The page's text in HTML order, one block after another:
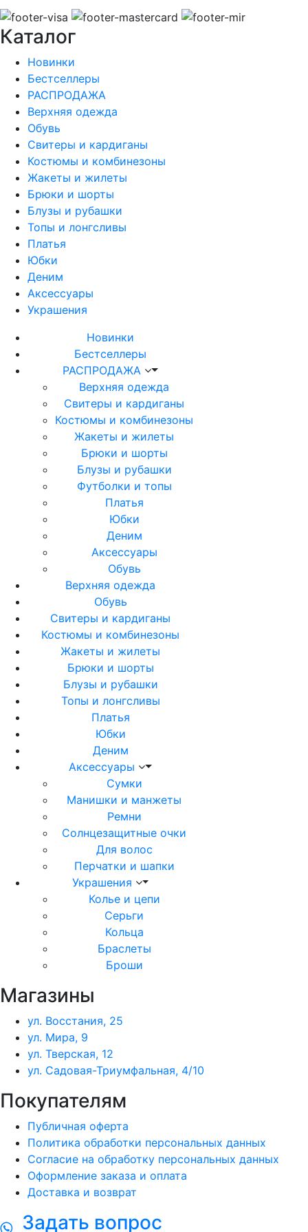
Каталог
Новинки
Бестселлеры
РАСПРОДАЖА
Верхняя одежда
Обувь
Свитеры и кардиганы
Костюмы и комбинезоны
Жакеты и жилеты
Брюки и шорты
Блузы и рубашки
Топы и лонгсливы
Платья
Юбки
Деним
Аксессуары
Украшения
Новинки
Бестселлеры
РАСПРОДАЖА
Верхняя одежда
Свитеры и кардиганы
Костюмы и комбинезоны
Жакеты и жилеты
Брюки и шорты
Блузы и рубашки
Футболки и топы
Платья
Юбки
Деним
Аксессуары
Обувь
Верхняя одежда
Обувь
Свитеры и кардиганы
Костюмы и комбинезоны
Жакеты и жилеты
Брюки и шорты
Блузы и рубашки
Топы и лонгсливы
Платья
Юбки
Деним
Аксессуары
Сумки
Манишки и манжеты
Ремни
Солнцезащитные очки
Для волос
Перчатки и шапки
Украшения
Колье и цепи
Серьги
Кольца
Браслеты
Броши
Магазины
ул. Восстания, 25
ул. Мира, 9
ул. Тверская, 12
ул. Садовая-Триумфальная, 4/10
Покупателям
Публичная оферта
Политика обработки персональных данных
Согласие на обработку персональных данных
Оформление заказа и оплата
Доставка и возврат
Задать вопрос